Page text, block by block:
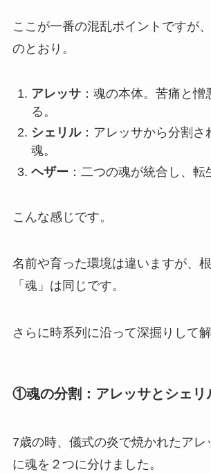
ここが一番の混乱ポイントですが
のとおり。
アレッサ：魂の本体。苦痛と憎
る。
シェリル：アレッサから分割さ
魂。
ヘザー ：二つの魂が統合し、転
こんな感じです。
名前や育った環境は違いますが、
「魂」は同じです。
さらに時系列に沿って深掘りして解
①魂の分割：アレッサとシェリ
7歳の時、儀式の炎で焼かれたアレ
に魂を２つに分けました。